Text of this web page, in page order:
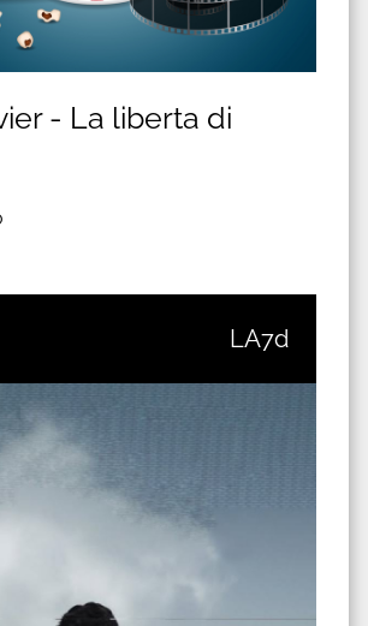
- La liberta di
LA7d